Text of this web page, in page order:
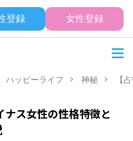
登録 女性登録
ハッピーライフ 神秘 【
ナス女性の性格特徴と